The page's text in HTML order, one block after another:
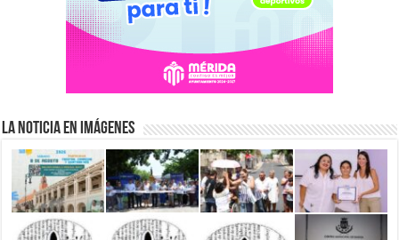
La Noticia en Imágenes